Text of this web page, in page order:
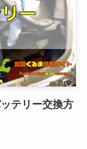
テリー交換方